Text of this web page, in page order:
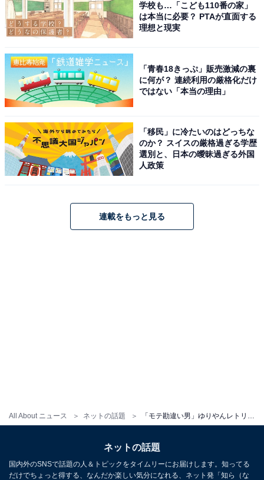
All About ニュース ネットの話題
学校も…「こども110番の家」
は本当に必要？ PTAが直面する
理想と現実
「青春18きっぷ」販売激減の裏
に何が？ 連続利用の厳格化だけ
ではない「本当の理由」
「移民」に冷たいのはどっちな
のか？ スイスの厳格過ぎる学歴
選別と、日本の曖昧過ぎる外国
人政策
連載をもっと見る
ネットの話題
国内外のSNSで話題の人＆トピックをタイムリーにお届けします。知ってる
だけでちょっと得する、なんだか楽しい気分になれる、ネット発「知ら（な